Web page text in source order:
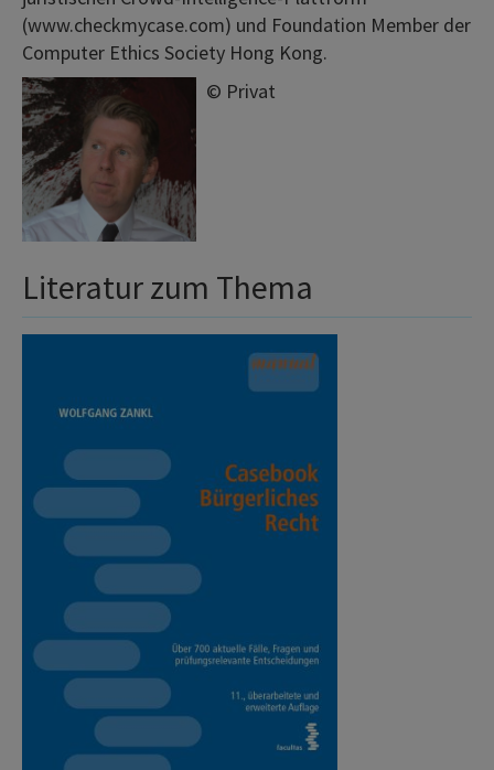
(www.checkmycase.com) und Foundation Member der
Computer Ethics Society Hong Kong.
© Privat
Literatur zum Thema